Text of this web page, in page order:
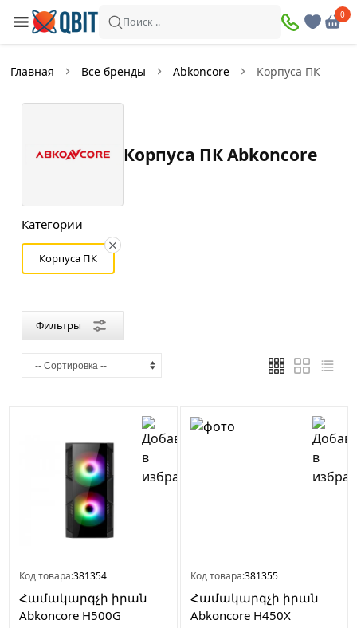
Поиск ..
0
Главная Все бренды Abkoncore Корпуса ПК
Корпуса ПК Abkoncore
Категории
Корпуса ПК
Фильтры
Фильтры
—
Черный
наличии
Код товара:381354
Համակարգչի իրան
Abkoncore H500G
Код товара:381355
Համակարգչի իրան
Abkoncore H450X